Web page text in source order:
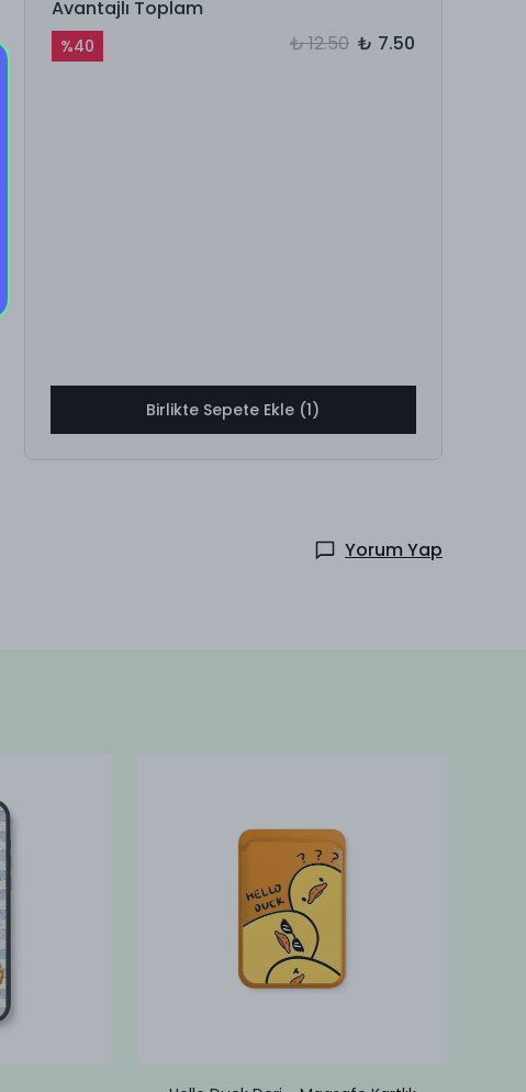
Avantajlı Toplam
%40 ₺ 12.50 ₺ 7.50
Birlikte Sepete Ekle (1)
Yorum Yap